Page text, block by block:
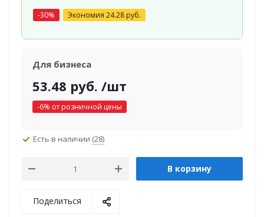
-30% Экономия 24.28руб.
Для бизнеса
53.48 руб. /шт
-6% от розничной цены
Есть в наличии (28)
В корзину
Поделиться